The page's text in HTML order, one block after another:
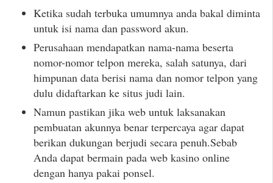
Ketika sudah terbuka umumnya anda bakal diminta
untuk isi nama dan password akun.
Perusahaan mendapatkan nama-nama beserta
nomor-nomor telpon mereka, salah satunya, dari
himpunan data berisi nama dan nomor telpon yang
dulu didaftarkan ke situs judi lain.
Namun pastikan jika web untuk laksanakan
pembuatan akunnya benar terpercaya agar dapat
berikan dukungan berjudi secara penuh.Sebab
Anda dapat bermain pada web kasino online
dengan hanya pakai ponsel.